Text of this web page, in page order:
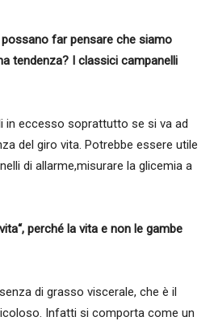
far pensare che siamo
tendenza? I classici campanelli
in eccesso soprattutto se si va ad
del giro vita. Potrebbe essere utile
di allarme,misurare la glicemia a
perché la vita e non le gambe
di grasso viscerale, che è il
Infatti si comporta come un